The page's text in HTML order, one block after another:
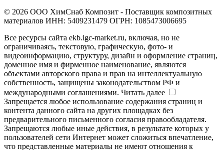
© 2026 ООО ХимСнаб Композит - Поставщик композитных
материалов ИНН: 5409231479 ОГРН: 1085473006695
Все ресурсы сайта ekb.igc-market.ru, включая, но не
ограничиваясь, текстовую, графическую, фото- и
видеоинформацию, структуру, дизайн и оформление страниц,
доменное имя и фирменное наименование, являются
объектами авторского права и прав на интеллектуальную
собственность, защищены законодательством РФ и
международными соглашениями. Читать далее
Запрещается любое использование содержания страниц и
контента данного сайта на других площадках без
предварительного письменного согласия правообладателя.
Запрещаются любые иные действия, в результате которых у
пользователей сети Интернет может сложиться впечатление,
что представленные материалы не имеют отношения к